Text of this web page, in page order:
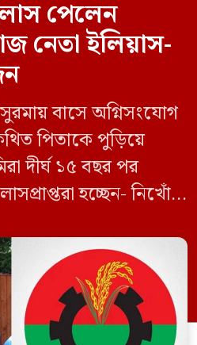
পেলেন
নেতা ইলিয়াস-
বাসে অগ্নিসংযোগ
পিতাকে পুড়িয়ে
দীর্ঘ ১৫ বছর পর
হচ্ছেন- নিখোঁজ
৩৮ জন নেতাকর্মী।
দীর্ঘ শুনানি ও সাক্ষ্য-
নির্দোষ প্রমাণিত
মানবপাচার […]